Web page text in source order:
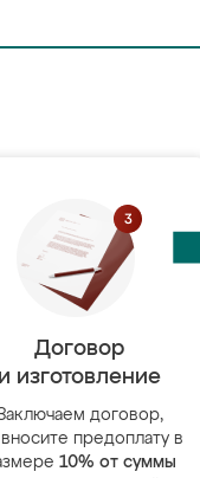
Договор
изготовление
договор,
предоплату в
10% от суммы